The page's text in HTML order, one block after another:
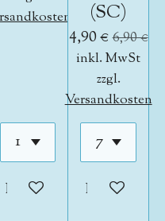
In den Warenkorb
(SC)
4,90 €6,90 €
inkl. MwSt
zzgl.
Versandkosten
In den